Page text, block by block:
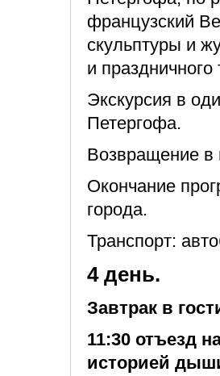
французский
скульптуры и
и праздничного
Экскурсия в
Петергофа.
Возвращение в
Окончание
города.
Транспорт:
4 день.
Завтрак в
11:30 отъезд
историей